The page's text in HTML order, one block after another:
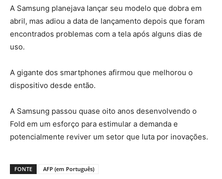
A Samsung planejava lançar seu modelo que dobra em
abril, mas adiou a data de lançamento depois que foram
encontrados problemas com a tela após alguns dias de
uso.
A gigante dos smartphones afirmou que melhorou o
dispositivo desde então.
A Samsung passou quase oito anos desenvolvendo o
Fold em um esforço para estimular a demanda e
potencialmente reviver um setor que luta por inovações.
FONTE AFP (em Português)